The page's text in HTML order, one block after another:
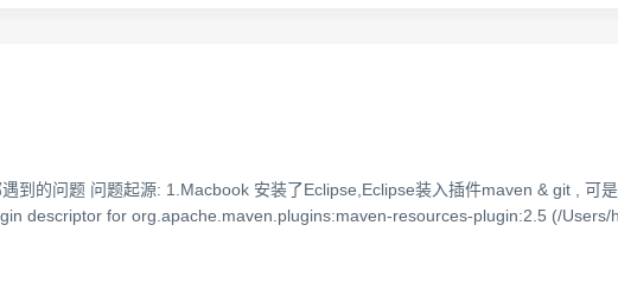
到的问题 问题起源: 1.Macbook 安装了Eclipse,Eclipse装入插件maven & git , 可
descriptor for org.apache.maven.plugins:maven-resources-plugin:2.5 (/Users/